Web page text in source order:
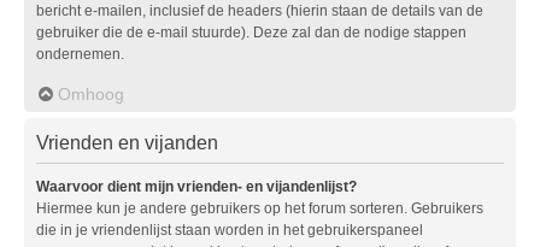
bericht e-mailen, inclusief de headers (hierin staan de details van de
gebruiker die de e-mail stuurde). Deze zal dan de nodige stappen
ondernemen.
Omhoog
Vrienden en vijanden
Waarvoor dient mijn vrienden- en vijandenlijst?
Hiermee kun je andere gebruikers op het forum sorteren. Gebruikers
die in je vriendenlijst staan worden in het gebruikerspaneel